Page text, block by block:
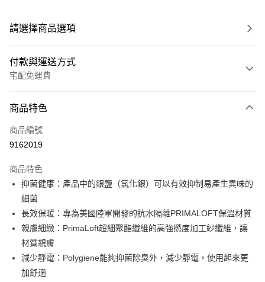
請選擇商品選項
付款與運送方式
宅配免運費
信用卡一次付款
LINE Pay
悠遊付
Google Pay
全盈+PAY
ATM付款
運送方式
商品特色
商品編號
9162019
商品特色
抑菌健康：產品中的銀鹽（氯化銀）可以有效抑制易產生異味的
細菌
長效保暖：專為美國陸軍開發的抗水隔離PRIMALOFT保溫材質
親膚細緻：PrimaLoft超細聚酯纖維的高強撚度加工紗纖維，讓
材質親膚
減少靜電：Polygiene能夠抑菌除臭外，減少靜電，使用起來更
加舒適